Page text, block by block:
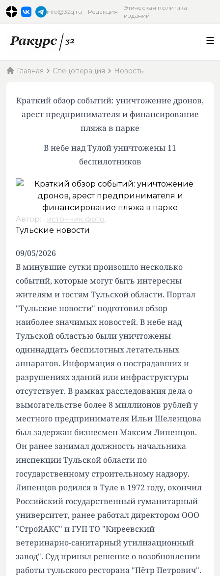
info@32q.ru Редакция
Этическая политика
изданий
Главная Спецоперация Новость
Краткий обзор событий: уничтожение дронов,
арест предпринимателя и финансирование
пляжа в парке
В небе над Тулой уничтожены 11
беспилотников
Автор: , источник фото.
Тульские новости
09/05/2026
В минувшие сутки произошло несколько
событий, которые могут быть интересны
жителям и гостям Тульской области. Портал
"Тульские новости" подготовил обзор
наиболее значимых новостей. В небе над
Тульской областью были уничтожены
одиннадцать беспилотных летательных
аппаратов. Информация о пострадавших и
разрушениях зданий или инфраструктуры
отсутствует. В рамках расследования дела о
вымогательстве более 8 миллионов рублей у
местного предпринимателя Ильи Шеленцова
был задержан бизнесмен Максим Липенцов.
Он ранее занимал должность начальника
инспекции Тульской области по
государственному строительному надзору.
Липенцов родился в Туле в 1972 году, окончил
Российский государственный гуманитарный
университет, ранее работал директором ООО
"СтройАКС" и ГУП ТО "Киреевский
ветеринарно-санитарный утилизационный
завод". Суд принял решение о возобновлении
работы тульского ресторана "Пётр Петрович".